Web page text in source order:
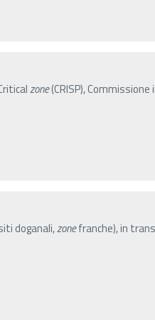
zone(CRISP),
doganali,zonefranche), in